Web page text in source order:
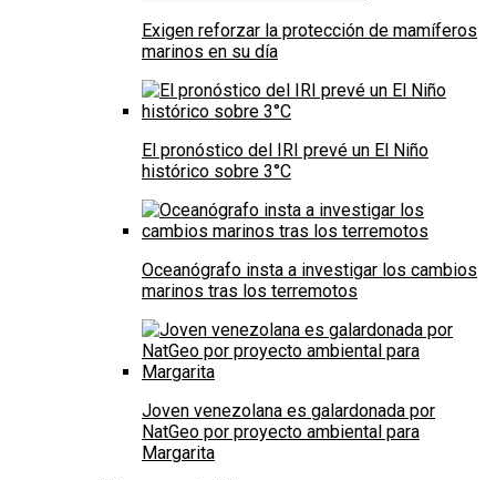
Exigen reforzar la protección de mamíferos
marinos en su día
El pronóstico del IRI prevé un El Niño
histórico sobre 3°C
Oceanógrafo insta a investigar los cambios
marinos tras los terremotos
Joven venezolana es galardonada por
NatGeo por proyecto ambiental para
Margarita